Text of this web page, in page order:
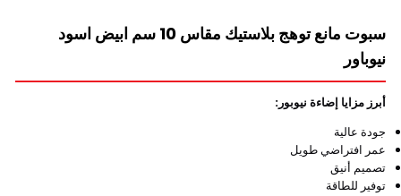
سبوت مانع توهج بلاستيك مقاس 10 سم ابيض اسود
نيوباور
أبرز مزايا إضاءة نيوبور:
جودة عالية
عمر افتراضي طويل
تصميم أنيق
توفير للطاقة